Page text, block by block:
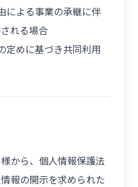
による事業の承継に伴
れる場合
定めに基づき共同利用
から、個人情報保護法
報の開示を求められた